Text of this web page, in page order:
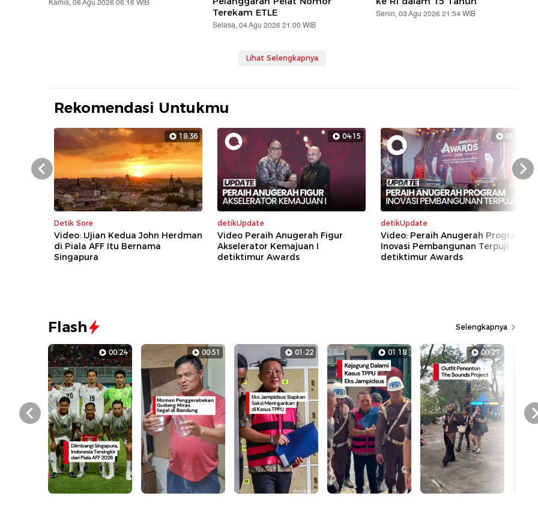
Kamis, 06 Agu 2026 06:16 WIB
Terekam ETLE
Selasa, 04 Agu 2026 21:00 WIB
Senin, 03 Agu 2026 21:54 WIB
Lihat Selengkapnya
Rekomendasi Untukmu
18:36
Detik Sore
Video: Ujian Kedua John Herdman
di Piala AFF Itu Bernama
Singapura
04:15
detikUpdate
Video Peraih Anugerah Figur
Akselerator Kemajuan I
detiktimur Awards
05:29
detikUpdate
Video: Peraih Anugerah Program
Inovasi Pembangunan Terpuji
detiktimur Awards
Prev Next
Flash Selengkapnya
00:24 00:51 01:22 01:18 00:27
Prev